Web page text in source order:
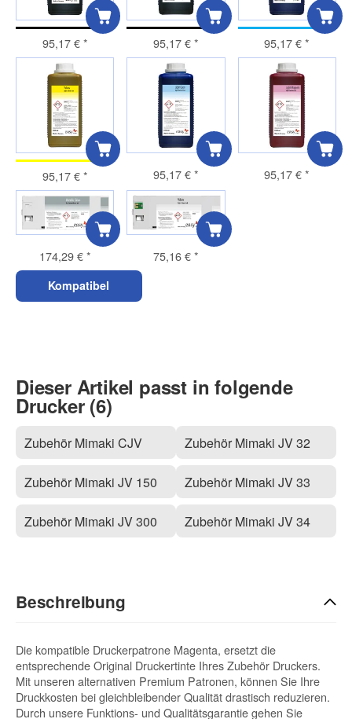
95,17 €* 95,17 €* 95,17 €*
95,17 €* 95,17 €* 95,17 €*
174,29 €* 75,16 €*
Kompatibel
Dieser Artikel passt in folgende
Drucker (6)
Zubehör Mimaki CJV
Zubehör Mimaki JV 150
Zubehör Mimaki JV 300
Zubehör Mimaki JV 32
Zubehör Mimaki JV 33
Zubehör Mimaki JV 34
Beschreibung
Die kompatible Druckerpatrone Magenta, ersetzt die
entsprechende Original Druckertinte Ihres Zubehör Druckers.
Mit unseren alternativen Premium Patronen, können Sie Ihre
Druckkosten bei gleichbleibender Qualität drastisch reduzieren.
Durch unsere Funktions- und Qualitätsgarantie gehen Sie